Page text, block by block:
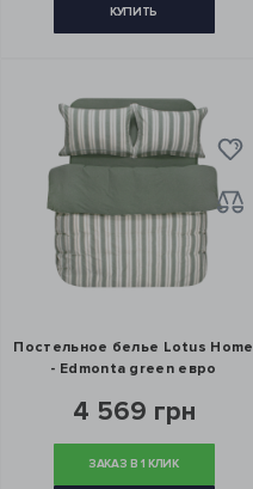
КУПИТЬ
Постельное белье Lotus Home
- Edmonta green евро
4 569 грн
ЗАКАЗ В 1 КЛИК